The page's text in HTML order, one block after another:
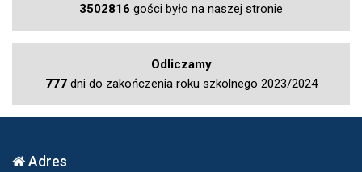
3502816 gości było na naszej stronie
Odliczamy
777dni do zakończenia roku szkolnego 2023/2024
Adres